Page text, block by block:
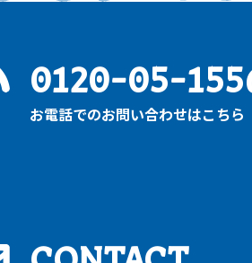
0120-05-
お電話でのお問い合わせはこちら